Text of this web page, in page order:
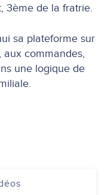
3ème de la fratrie.
sa plateforme sur
commandes,
une logique de